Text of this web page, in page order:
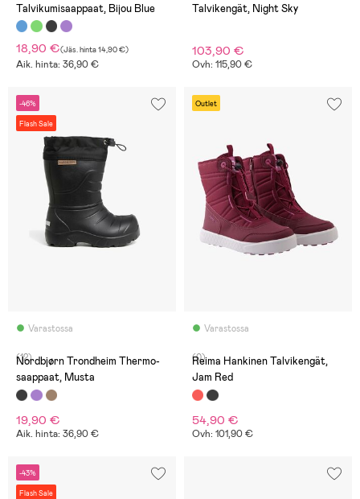
Talvikumisaappaat, Bijou Blue
18,90 €(Jäs. hinta14,90 €)
Aik. hinta: 36,90 €
Talvikengät, Night Sky
103,90 €
Ovh: 115,90 €
-46%
Flash Sale
Varastossa
(12)
Nordbjørn Trondheim Thermo-
saappaat, Musta
19,90 €
Aik. hinta: 36,90 €
Outlet
Varastossa
(0)
Reima Hankinen Talvikengät,
Jam Red
54,90 €
Ovh: 101,90 €
-43%
Flash Sale